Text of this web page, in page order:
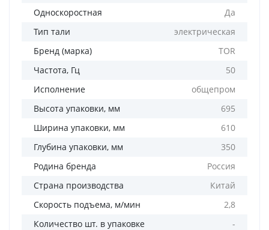
Односкоростная
Да
Тип тали
электрическая
Бренд (марка)
TOR
Частота, Гц
50
Исполнение
общепром
Высота упаковки, мм
695
Ширина упаковки, мм
610
Глубина упаковки, мм
350
Родина бренда
Россия
Страна производства
Китай
Скорость подъема, м/мин
2,8
Количество шт. в упаковке
-